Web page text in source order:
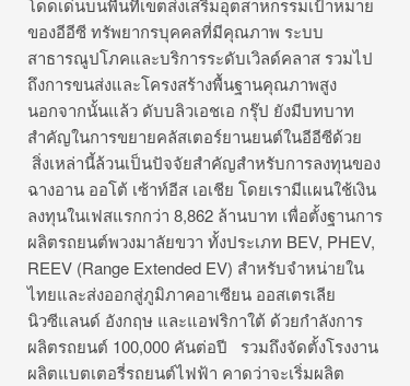
โดดเด่นบนพื้นที่เขตส่งเสริมอุตสาหกรรมเป้าหมาย
ของอีอีซี ทรัพยากรบุคคลที่มีคุณภาพ ระบบ
สาธารณูปโภคและบริการระดับเวิลด์คลาส รวมไป
ถึงการขนส่งและโครงสร้างพื้นฐานคุณภาพสูง
นอกจากนั้นแล้ว ดับบลิวเอชเอ กรุ๊ป ยังมีบทบาท
สำคัญในการขยายคลัสเตอร์ยานยนต์ในอีอีซีด้วย
สิ่งเหล่านี้ล้วนเป็นปัจจัยสำคัญสำหรับการลงทุนของ
ฉางอาน ออโต้ เซ้าท์อีส เอเชีย โดยเรามีแผนใช้เงิน
ลงทุนในเฟสแรกกว่า 8,862 ล้านบาท เพื่อตั้งฐานการ
ผลิตรถยนต์พวงมาลัยขวา ทั้งประเภท BEV, PHEV,
REEV (Range Extended EV) สำหรับจำหน่ายใน
ไทยและส่งออกสู่ภูมิภาคอาเซียน ออสเตรเลีย
นิวซีแลนด์ อังกฤษ และแอฟริกาใต้ ด้วยกำลังการ
ผลิตรถยนต์ 100,000 คันต่อปี รวมถึงจัดตั้งโรงงาน
ผลิตแบตเตอรี่รถยนต์ไฟฟ้า คาดว่าจะเริ่มผลิต